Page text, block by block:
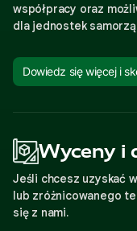
współpracy oraz
dla jednostek
Dowiedz się więcej i
Wyceny i
Jeśli chcesz uzyskać
lub zróżnicowanego
się z nami.